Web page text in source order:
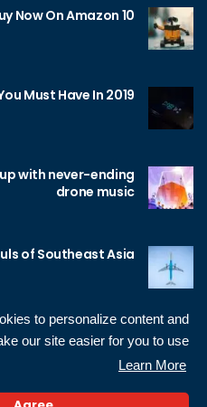
to personalize content and
our site easier for you to use.
Learn More
10 Amazing Gadgets You Can Buy Now On Amazon
Must Have In 2019
with never-ending
drone music
of Southeast Asia
Sameh Gamal